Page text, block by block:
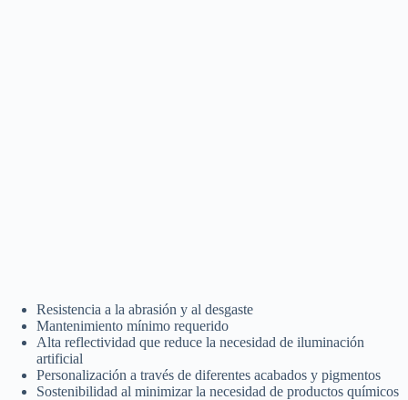
Resistencia a la abrasión y al desgaste
Mantenimiento mínimo requerido
Alta reflectividad que reduce la necesidad de iluminación
artificial
Personalización a través de diferentes acabados y pigmentos
Sostenibilidad al minimizar la necesidad de productos químicos